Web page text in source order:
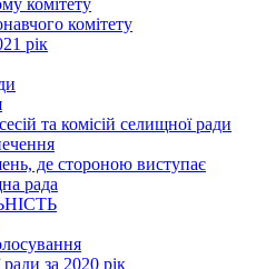
комітету
комітету
рік
та комісій селищної ради
де стороною виступає
рада
ради за 2020 рік